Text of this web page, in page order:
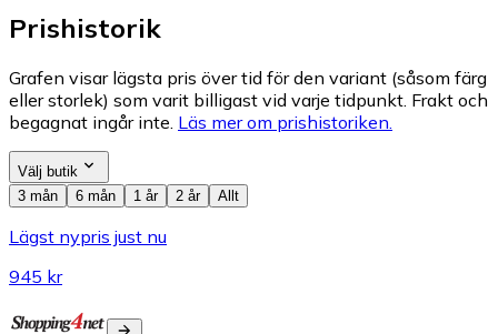
Prishistorik
Grafen visar lägsta pris över tid för den variant (såsom färg
eller storlek) som varit billigast vid varje tidpunkt. Frakt och
begagnat ingår inte. Läs mer om prishistoriken.
Välj butik
3 mån
6 mån 1 år 2 år Allt
Lägst nypris just nu
945 kr